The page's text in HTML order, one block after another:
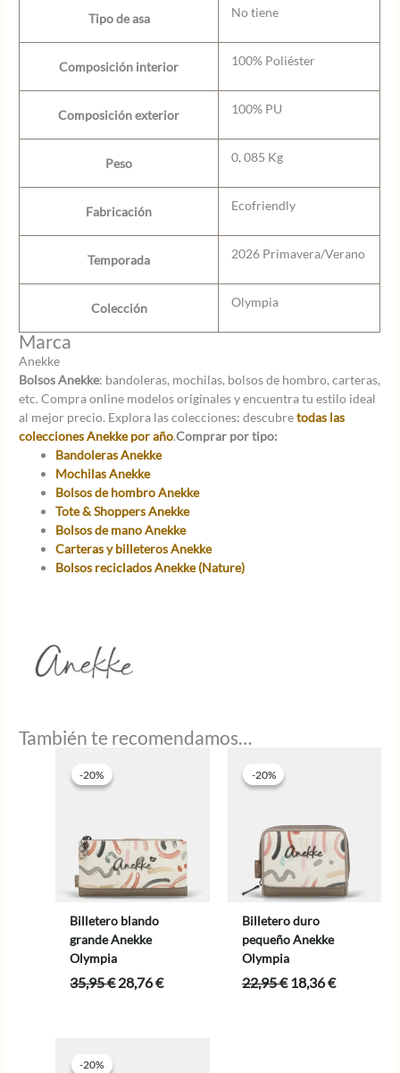
Tipo de asa No tiene
Composición interior 100% Poliéster
Composición exterior 100% PU
Peso 0, 085 Kg
Fabricación Ecofriendly
Temporada 2026 Primavera/Verano
Colección Olympia
Marca
Anekke
Bolsos Anekke: bandoleras, mochilas, bolsos de hombro, carteras,
etc. Compra online modelos originales y encuentra tu estilo ideal
al mejor precio. Explora las colecciones: descubretodas las
colecciones Anekke por año.Comprar por tipo:
Bandoleras Anekke
Mochilas Anekke
Bolsos de hombro Anekke
Tote & Shoppers Anekke
Bolsos de mano Anekke
Carteras y billeteros Anekke
Bolsos reciclados Anekke (Nature)
También te recomendamos…
-20%
-20%
Billetero blando
grande Anekke
Olympia
35,95€El
28,76€El
-20%
-20%
Billetero duro
pequeño Anekke
Olympia
22,95€ El
18,36€El
-20%
-20%